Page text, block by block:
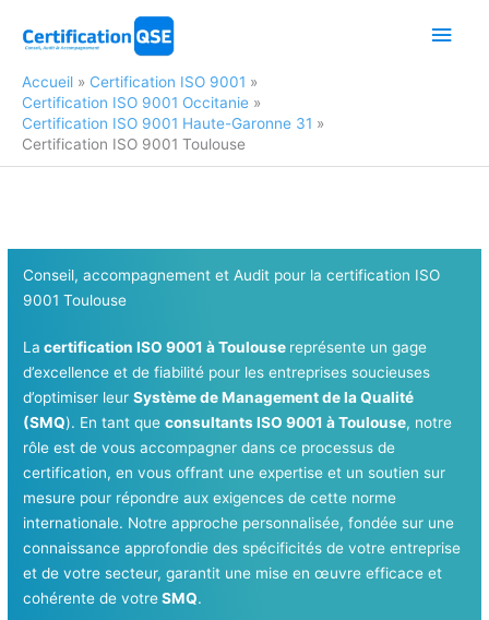
Accueil
Certification ISO 9001
Certification ISO 9001 Occitanie
Certification ISO 9001 Haute-Garonne 31
Certification ISO 9001 Toulouse
Conseil, accompagnement et Audit pour la certification ISO
9001 Toulouse
La certification ISO 9001 à Toulouse représente un gage
d’excellence et de fiabilité pour les entreprises soucieuses
d’optimiser leurSystème de Management de la Qualité
(SMQ). En tant queconsultants ISO 9001 à Toulouse, notre
rôle est de vous accompagner dans ce processus de
certification, en vous offrant une expertise et un soutien sur
mesure pour répondre aux exigences de cette norme
internationale. Notre approche personnalisée, fondée sur une
connaissance approfondie des spécificités de votre entreprise
et de votre secteur, garantit une mise en œuvre efficace et
cohérente de votreSMQ.